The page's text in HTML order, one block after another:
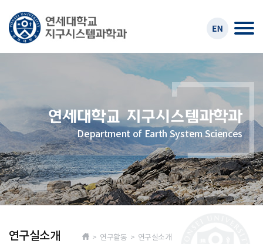
Department of Earth System Sciences
연구실소개 > 연구활동 > 연구실소개